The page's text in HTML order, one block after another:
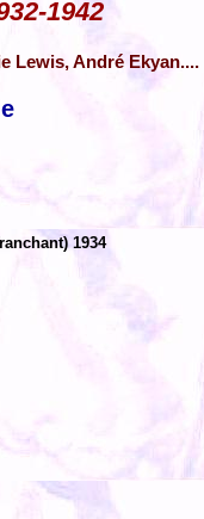
1942
Lewis, André Ekyan....
1934